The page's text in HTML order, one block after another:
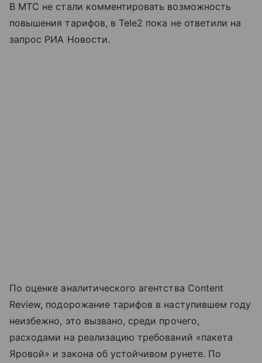
В МТС не стали комментировать возможность
повышения тарифов, в Tele2 пока не ответили на
запрос РИА Новости.
По оценке аналитического агентства Content
Review, подорожание тарифов в наступившем году
неизбежно, это вызвано, среди прочего,
расходами на реализацию требований «пакета
Яровой» и закона об устойчивом рунете. По